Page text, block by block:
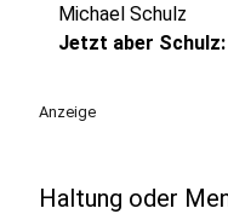
Michael Schulz
Jetzt aber
Anzeige
Haltung oder